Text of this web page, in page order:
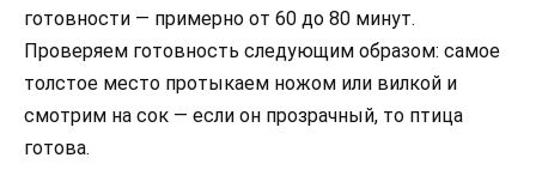
готовности — примерно от 60 до 80 минут.
Проверяем готовность следующим образом: самое
толстое место протыкаем ножом или вилкой и
смотрим на сок — если он прозрачный, то птица
готова.